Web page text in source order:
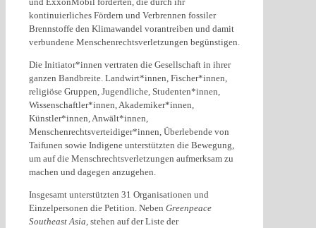
kontinuierliches Fördern und Verbrennen fossiler
Brennstoffe den Klimawandel vorantreiben und damit
verbundene Menschenrechtsverletzungen begünstigen.
Die Initiator*innen vertraten die Gesellschaft in ihrer
ganzen Bandbreite. Landwirt*innen, Fischer*innen,
religiöse Gruppen, Jugendliche, Studenten*innen,
Wissenschaftler*innen, Akademiker*innen,
Künstler*innen, Anwält*innen,
Menschenrechtsverteidiger*innen, Überlebende von
Taifunen sowie Indigene unterstützten die Bewegung,
um auf die Menschrechtsverletzungen aufmerksam zu
machen und dagegen anzugehen.
Insgesamt unterstützten 31 Organisationen und
Einzelpersonen die Petition. Neben Greenpeace
Southeast Asia , stehen auf der Liste der